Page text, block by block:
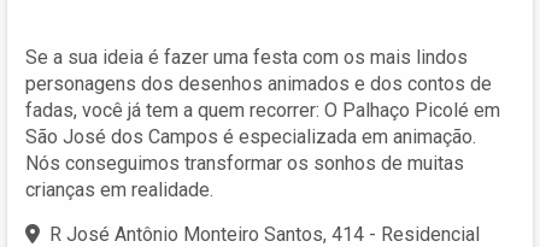
Se a sua ideia é fazer uma festa com os mais lindos
personagens dos desenhos animados e dos contos de
fadas, você já tem a quem recorrer: O Palhaço Picolé em
São José dos Campos é especializada em animação.
Nós conseguimos transformar os sonhos de muitas
crianças em realidade.
R José Antônio Monteiro Santos, 414 - Residencial